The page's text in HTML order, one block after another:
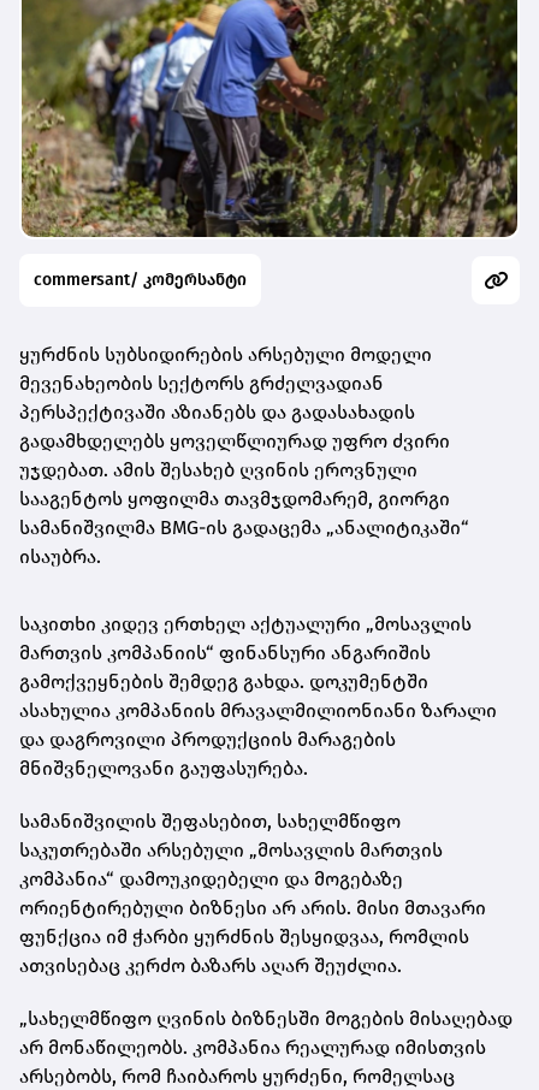
commersant/ კომერსანტი
ყურძნის სუბსიდირების არსებული მოდელი
მევენახეობის სექტორს გრძელვადიან
პერსპექტივაში აზიანებს და გადასახადის
გადამხდელებს ყოველწლიურად უფრო ძვირი
უჯდებათ. ამის შესახებ ღვინის ეროვნული
სააგენტოს ყოფილმა თავმჯდომარემ, გიორგი
სამანიშვილმა BMG-ის გადაცემა „ანალიტიკაში“
ისაუბრა.
საკითხი კიდევ ერთხელ აქტუალური „მოსავლის
მართვის კომპანიის“ ფინანსური ანგარიშის
გამოქვეყნების შემდეგ გახდა. დოკუმენტში
ასახულია კომპანიის მრავალმილიონიანი ზარალი
და დაგროვილი პროდუქციის მარაგების
მნიშვნელოვანი გაუფასურება.
სამანიშვილის შეფასებით, სახელმწიფო
საკუთრებაში არსებული „მოსავლის მართვის
კომპანია“ დამოუკიდებელი და მოგებაზე
ორიენტირებული ბიზნესი არ არის. მისი მთავარი
ფუნქცია იმ ჭარბი ყურძნის შესყიდვაა, რომლის
ათვისებაც კერძო ბაზარს აღარ შეუძლია.
„სახელმწიფო ღვინის ბიზნესში მოგების მისაღებად
არ მონაწილეობს. კომპანია რეალურად იმისთვის
არსებობს, რომ ჩაიბაროს ყურძენი, რომელსაც